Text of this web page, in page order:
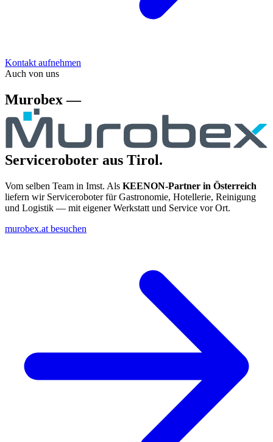
Kontakt aufnehmen
Auch von uns
Murobex —
Serviceroboter aus Tirol.
Vom selben Team in Imst. Als KEENON-Partner in Österreich
liefern wir Serviceroboter für Gastronomie, Hotellerie, Reinigung
und Logistik — mit eigener Werkstatt und Service vor Ort.
murobex.at besuchen